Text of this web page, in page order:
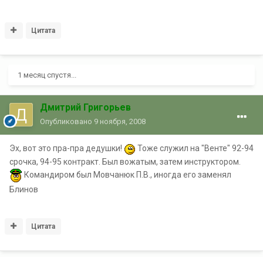
Цитата
1 месяц спустя...
Дмитрий Григорьев
Опубликовано 9 ноября, 2008
Эх, вот это пра-пра дедушки!
Тоже служил на "Венте" 92-94
срочка, 94-95 контракт. Был вожатым, затем инструктором.
Командиром был Мовчанюк П.В., иногда его заменял
Блинов
Цитата